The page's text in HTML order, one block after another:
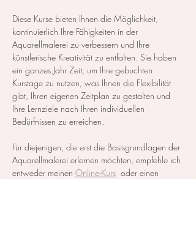
Diese Kurse bieten Ihnen die Möglichkeit,
kontinuierlich Ihre Fähigkeiten in der
Aquarellmalerei zu verbessern und Ihre
künstlerische Kreativität zu entfalten. Sie haben
ein ganzes Jahr Zeit, um Ihre gebuchten
Kurstage zu nutzen, was Ihnen die Flexibilität
gibt, Ihren eigenen Zeitplan zu gestalten und
Ihre Lernziele nach Ihren individuellen
Bedürfnissen zu erreichen.
Für diejenigen, die erst die Basisgrundlagen der
Aquarellmalerei erlernen möchten, empfehle ich
entweder meinen Online-Kurs oder einen